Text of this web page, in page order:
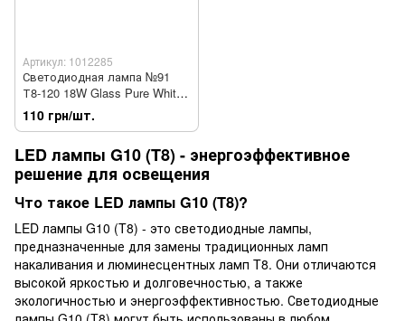
Артикул: 1012285
Светодиодная лампа №91
Т8-120 18W Glass Pure White
Color 6500К SIVIO
110 грн/шт.
LED лампы G10 (T8) - энергоэффективное
решение для освещения
Что такое LED лампы G10 (T8)?
LED лампы G10 (T8) - это светодиодные лампы,
предназначенные для замены традиционных ламп
накаливания и люминесцентных ламп T8. Они отличаются
высокой яркостью и долговечностью, а также
экологичностью и энергоэффективностью. Светодиодные